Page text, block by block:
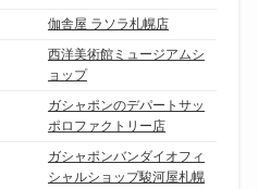
伽舎屋 ラソラ札幌店
西洋美術館ミュージアムシ
ョップ
ガシャポンのデパートサッ
ポロファクトリー店
ガシャポンバンダイオフィ
シャルショップ駿河屋札幌